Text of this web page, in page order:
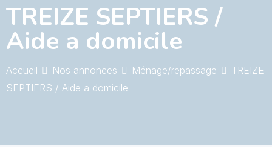
TREIZE SEPTIERS /
Aide a domicile
Accueil Nos annonces Ménage/repassage
TREIZE
SEPTIERS / Aide a domicile